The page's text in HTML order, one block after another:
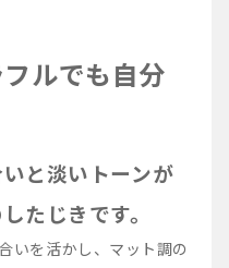
ルでも自分
と淡いトーンが
たじきです。
いを活かし、マット調の